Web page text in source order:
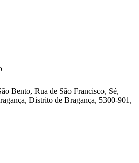
Bento, Rua de São Francisco, Sé,
Distrito de Bragança, 5300-901,